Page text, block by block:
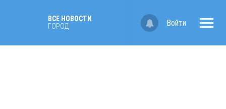
ВСЕ НОВОСТИ
ГОРОД
Войти